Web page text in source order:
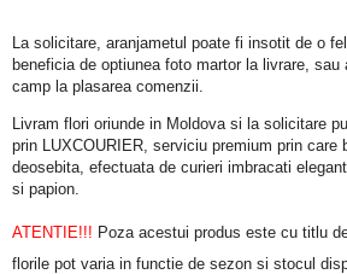
La solicitare, aranjametul poate fi insotit de o
beneficia de optiunea foto martor la livrare,
camp la plasarea comenzii.
Livram flori oriunde in Moldova si la solicitare
prin LUXCOURIER, serviciu premium prin care
deosebita, efectuata de curieri imbracati
si papion.
ATENTIE!!! Poza acestui produs este cu titlu
florile pot varia in functie de sezon si stocul